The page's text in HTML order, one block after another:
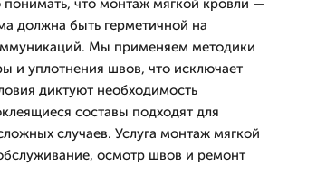
понимать, что монтаж мягкой кровли —
должна быть герметичной на
Мы применяем методики
и уплотнения швов, что исключает
диктуют необходимость
составы подходят для
случаев. Услуга монтаж мягкой
осмотр швов и ремонт